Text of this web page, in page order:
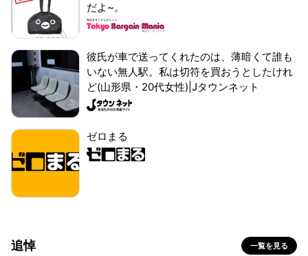
だよ~。
彼氏が車で送ってくれたのは、薄暗くて誰も
いない無人駅。私は切符を買おうとしたけれ
ど(山形県・20代女性)|Jタウンネット
ゼロまる
追悼 一覧を見る